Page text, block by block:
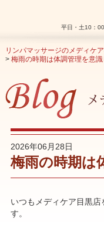
平日・土10：
リンパマッサージのメディケア
> 梅雨の時期は体調管理を意識
2026年06月28日
梅雨の時期は
いつもメディケア目黒
す。